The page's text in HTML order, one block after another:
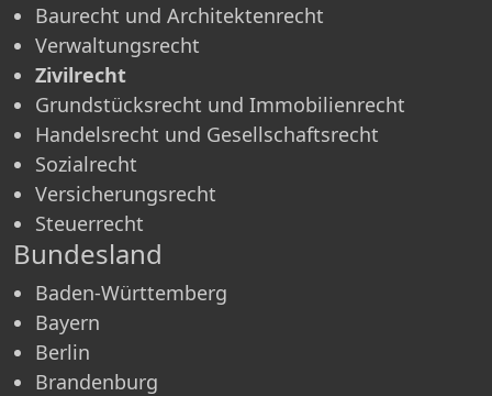
Baurecht und Architektenrecht
Verwaltungsrecht
Zivilrecht
Grundstücksrecht und Immobilienrecht
Handelsrecht und Gesellschaftsrecht
Sozialrecht
Versicherungsrecht
Steuerrecht
Bundesland
Baden-Württemberg
Bayern
Berlin
Brandenburg